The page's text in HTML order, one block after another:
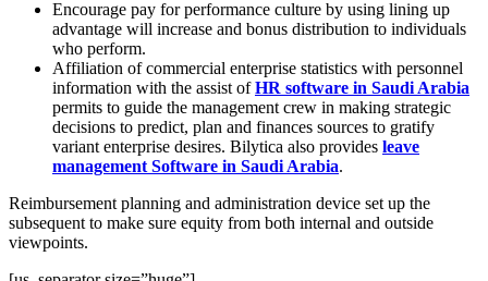
Encourage pay for performance culture by using lining up
advantage will increase and bonus distribution to individuals
who perform.
Affiliation of commercial enterprise statistics with personnel
information with the assist ofHR software in Saudi Arabia
permits to guide the management crew in making strategic
decisions to predict, plan and finances sources to gratify
variant enterprise desires. Bilytica also provides leave
management Software in Saudi Arabia.
Reimbursement planning and administration device set up the
subsequent to make sure equity from both internal and outside
viewpoints.